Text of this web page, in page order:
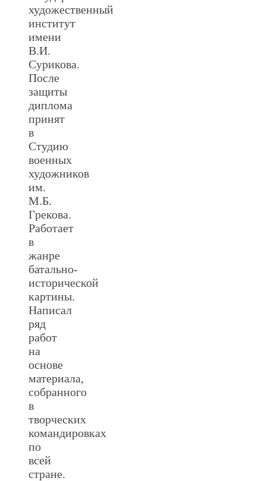
художественный
институт
имени
В.И.
Сурикова.
После
защиты
диплома
принят
в
Студию
военных
художников
им.
М.Б.
Грекова.
Работает
в
жанре
батально-
исторической
картины.
Написал
ряд
работ
на
основе
материала,
собранного
в
творческих
командировках
по
всей
стране.